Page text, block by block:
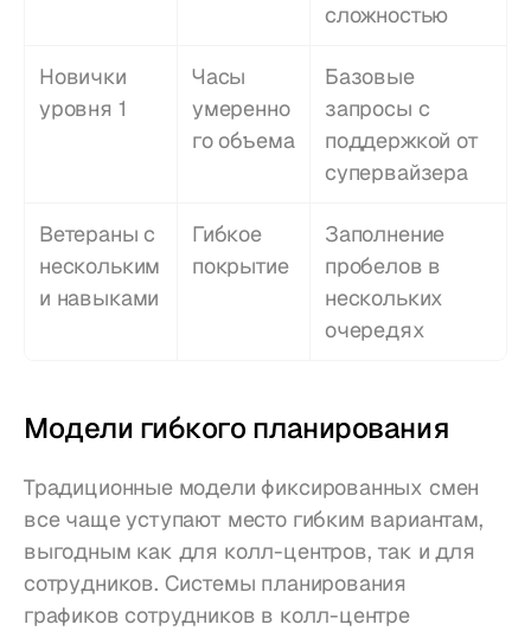
сложностью
Новички
уровня 1
Часы
умеренно
го объема
Базовые
запросы с
поддержкой от
супервайзера
Ветераны с
нескольким
и навыками
Гибкое
покрытие
Заполнение
пробелов в
нескольких
очередях
Модели гибкого планирования
Традиционные модели фиксированных смен
все чаще уступают место гибким вариантам,
выгодным как для колл-центров, так и для
сотрудников. Системы планирования
графиков сотрудников в колл-центре